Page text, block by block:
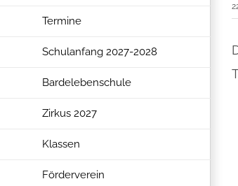
Termine
Schulanfang 2027-2028
Bardelebenschule
Zirkus 2027
Klassen
Förderverein